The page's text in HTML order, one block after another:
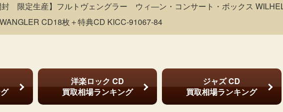
封 限定生産】フルトヴェングラー ウィ―ン・コンサート・ボックス
CD18枚＋特典CD KICC-91067-84
洋楽ロック CD
買取相場ランキング
ジャズ CD
買取相場ランキング